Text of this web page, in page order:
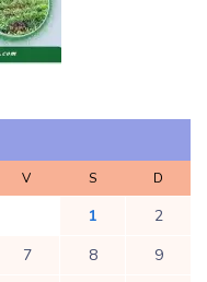
V S D
1
2
7 8
9